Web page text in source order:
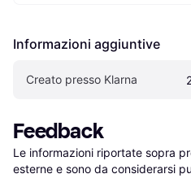
Informazioni aggiuntive
Creato presso Klarna
Feedback
Le informazioni riportate sopra
esterne e sono da considerarsi